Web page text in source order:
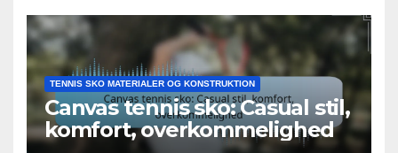
TENNIS SKO MATERIALER OG KONSTRUKTION
Canvas tennis sko: Casual stil,
komfort, overkommelighed